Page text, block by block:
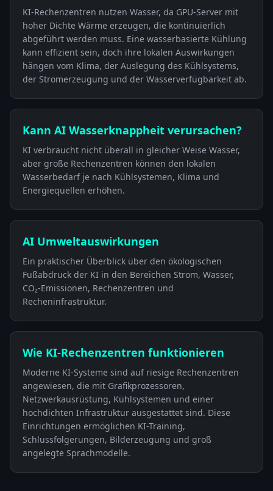
KI-Rechenzentren nutzen Wasser, da GPU-Server mit
hoher Dichte Wärme erzeugen, die kontinuierlich
abgeführt werden muss. Eine wasserbasierte Kühlung
kann effizient sein, doch ihre lokalen Auswirkungen
hängen vom Klima, der Auslegung des Kühlsystems,
der Stromerzeugung und der Wasserverfügbarkeit ab.
Kann AI Wasserknappheit verursachen?
KI verbraucht nicht überall in gleicher Weise Wasser,
aber große Rechenzentren können den lokalen
Wasserbedarf je nach Kühlsystemen, Klima und
Energiequellen erhöhen.
AI Umweltauswirkungen
Ein praktischer Überblick über den ökologischen
Fußabdruck der KI in den Bereichen Strom, Wasser,
CO₂-Emissionen, Rechenzentren und
Recheninfrastruktur.
Wie KI-Rechenzentren funktionieren
Moderne KI-Systeme sind auf riesige Rechenzentren
angewiesen, die mit Grafikprozessoren,
Netzwerkausrüstung, Kühlsystemen und einer
hochdichten Infrastruktur ausgestattet sind. Diese
Einrichtungen ermöglichen KI-Training,
Schlussfolgerungen, Bilderzeugung und groß
angelegte Sprachmodelle.